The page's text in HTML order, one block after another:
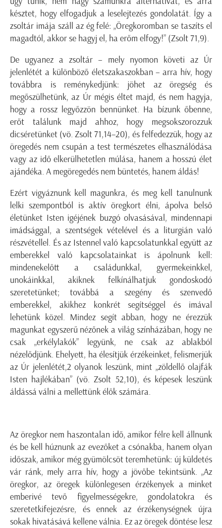
késztet, hogy elfogadjuk a leselejtezés gondolatát. Így a
zsoltár imája száll az ég felé: „Öregkoromban se taszíts el
magadtól, akkor se hagyj el, ha erőm elfogy!” (Zsolt 71,9).
De ugyanez a zsoltár – mely nyomon követi az Úr
jelenlétét a különböző életszakaszokban – arra hív, hogy
továbbra is reménykedjünk: jöhet az öregség és
megőszülhetünk, az Úr mégis éltet majd, és nem hagyja,
hogy a rossz legyőzzön bennünket. Ha bízunk őbenne,
erőt találunk majd ahhoz, hogy megsokszorozzuk
dicséretünket (vö. Zsolt 71,14–20), és felfedezzük, hogy az
öregedés nem csupán a test természetes elhasználódása
vagy az idő elkerülhetetlen múlása, hanem a hosszú élet
ajándéka. A megöregedés nem büntetés, hanem áldás!
Ezért vigyáznunk kell magunkra, és meg kell tanulnunk
lelki szempontból is aktív öregkort élni, ápolva belső
életünket Isten igéjének buzgó olvasásával, mindennapi
imádsággal, a szentségek vételével és a liturgián való
részvétellel. És az Istennel való kapcsolatunkkal együtt az
emberekkel való kapcsolatainkat is ápolnunk kell:
mindenekelőtt a családunkkal, gyermekeinkkel,
unokáinkkal, akiknek felkínálhatjuk gondoskodó
szeretetünket; továbbá a szegény és szenvedő
emberekkel, akikhez konkrét segítséggel és imával
lehetünk közel. Mindez segít abban, hogy ne érezzük
magunkat egyszerű nézőnek a világ színházában, hogy ne
csak „erkélylakók” legyünk, ne csak az ablakból
nézelődjünk. Ehelyett, ha élesítjük érzékeinket, felismerjük
az Úr jelenlétét,2 olyanok leszünk, mint „zöldellő olajfák
Isten hajlékában” (vö. Zsolt 52,10), és képesek leszünk
áldássá válni a mellettünk élők számára.
Az öregkor nem haszontalan idő, amikor félre kell állnunk
és be kell húznunk az evezőket a csónakba, hanem olyan
időszak, amikor még gyümölcsöt teremhetünk: új küldetés
vár ránk, mely arra hív, hogy a jövőbe tekintsünk. „Az
öregkor, az öregek különlegesen érzékenyek a minket
emberivé tevő figyelmességekre, gondolatokra és
szeretetkifejezésre, és ennek az érzékenységnek újra
sokak hivatásává kellene válnia. Ez az öregek döntése lesz